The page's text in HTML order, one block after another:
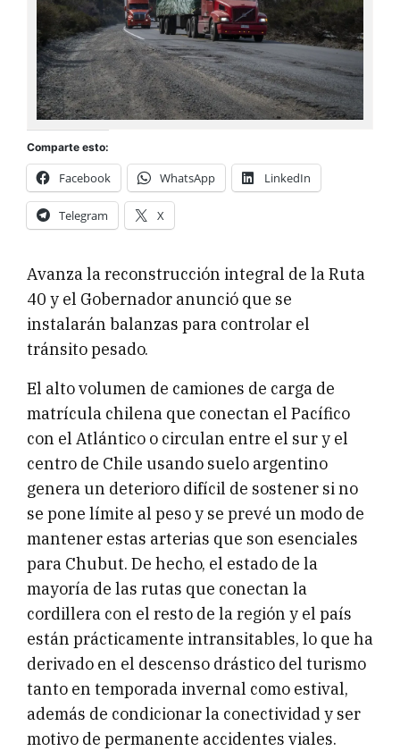
Comparte esto:
Facebook WhatsApp LinkedIn
Telegram X
Avanza la reconstrucción integral de la Ruta
40 y el Gobernador anunció que se
instalarán balanzas para controlar el
tránsito pesado.
El alto volumen de camiones de carga de
matrícula chilena que conectan el Pacífico
con el Atlántico o circulan entre el sur y el
centro de Chile usando suelo argentino
genera un deterioro difícil de sostener si no
se pone límite al peso y se prevé un modo de
mantener estas arterias que son esenciales
para Chubut. De hecho, el estado de la
mayoría de las rutas que conectan la
cordillera con el resto de la región y el país
están prácticamente intransitables, lo que ha
derivado en el descenso drástico del turismo
tanto en temporada invernal como estival,
además de condicionar la conectividad y ser
motivo de permanente accidentes viales.